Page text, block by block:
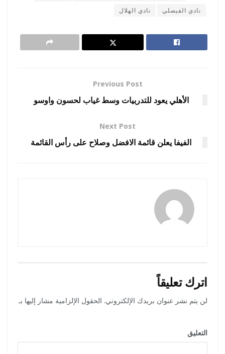
نادي الفيصلي
نادي الهلال
Previous Post
الأهلي يعود للتدربيات وسط غياب لحسون واوسو
Next Post
الفيفا يعلن قائمة الافضل وصلاح على رأس القائمة
اترك تعليقاً
لن يتم نشر عنوان بريدك الإلكتروني. الحقول الإلزامية مشار إليها بـ
التعليق